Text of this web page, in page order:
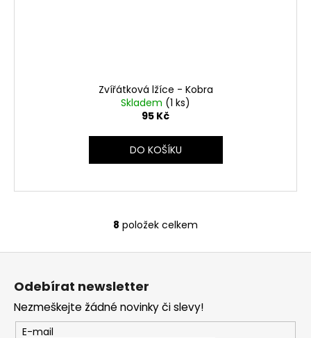
Zvířátková lžíce - Kobra
Skladem (1 ks)
95 Kč
DO KOŠÍKU
O
v
a
c
8 položek celkem
Odebírat newsletter
Nezmeškejte žádné novinky či slevy!
E-mail